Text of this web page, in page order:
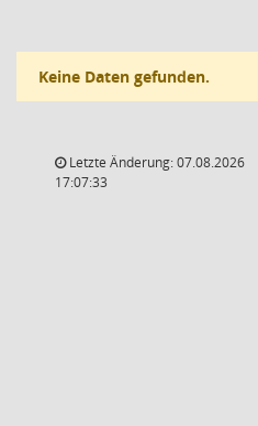
Keine Daten gefunden.
Letzte Änderung: 07.08.2026
17:07:33